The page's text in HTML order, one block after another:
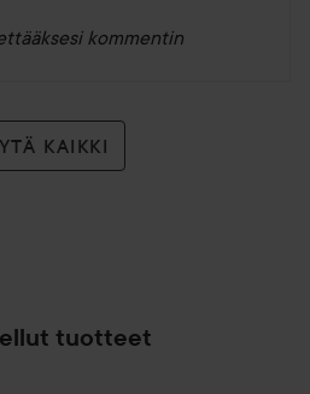
kommentin
KAIKKI
tuotteet